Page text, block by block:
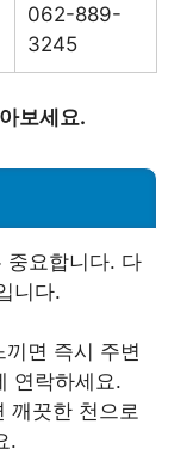
062-889-
3245
보세요.
중요합니다. 다
니다.
면 즉시 주변
연락하세요.
깨끗한 천으로
.